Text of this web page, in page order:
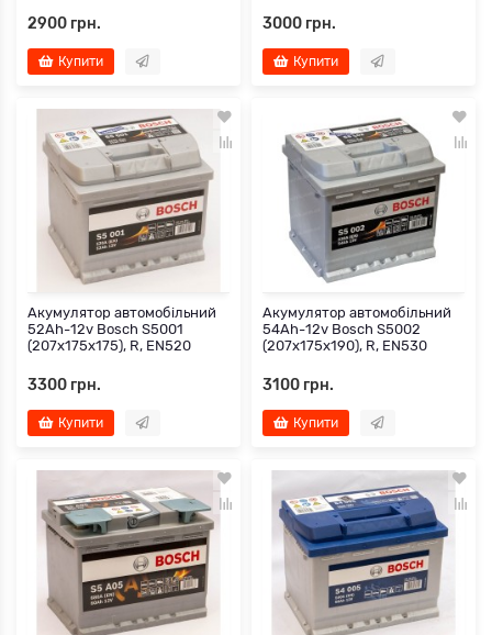
2900 грн.
Купити
3000 грн.
Купити
Акумулятор автомобільний
52Ah-12v Bosch S5001
(207х175х175), R, EN520
3300 грн.
Купити
Акумулятор автомобільний
54Ah-12v Bosch S5002
(207х175х190), R, EN530
3100 грн.
Купити